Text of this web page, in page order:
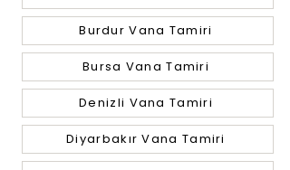
Burdur Vana Tamiri
Bursa Vana Tamiri
Denizli Vana Tamiri
Diyarbakır Vana Tamiri